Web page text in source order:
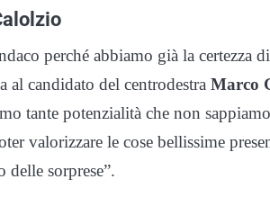
perché abbiamo già la certezza
al candidato del centrodestra Marco
tante potenzialità che non
valorizzare le cose bellissime
delle sorprese”.